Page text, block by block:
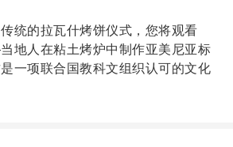
统的拉瓦什烤饼仪式，您将观看
人在粘土烤炉中制作亚美尼亚标
一项联合国教科文组织认可的文化